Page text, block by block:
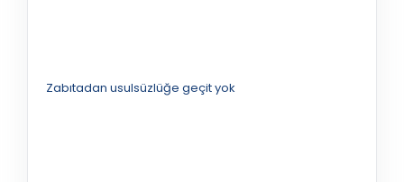
Zabıtadan usulsüzlüğe geçit yok